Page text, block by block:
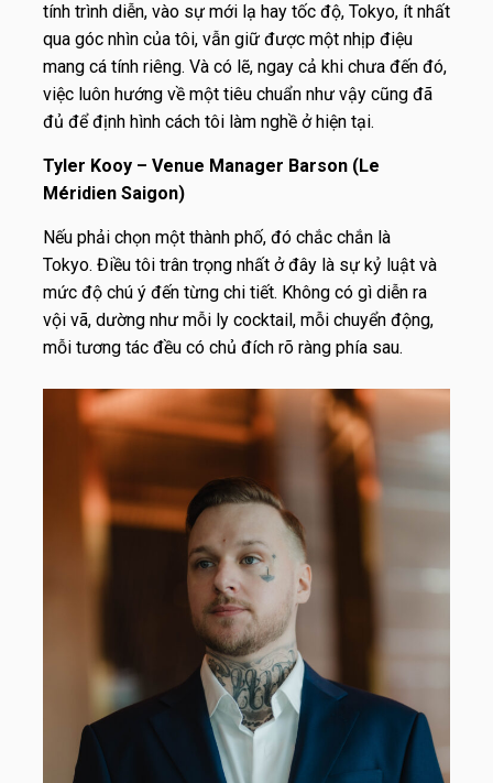
tính trình diễn, vào sự mới lạ hay tốc độ, Tokyo, ít nhất
qua góc nhìn của tôi, vẫn giữ được một nhịp điệu
mang cá tính riêng. Và có lẽ, ngay cả khi chưa đến đó,
việc luôn hướng về một tiêu chuẩn như vậy cũng đã
đủ để định hình cách tôi làm nghề ở hiện tại.
Tyler Kooy – Venue Manager Barson (Le
Méridien Saigon)
Nếu phải chọn một thành phố, đó chắc chắn là
Tokyo. Điều tôi trân trọng nhất ở đây là sự kỷ luật và
mức độ chú ý đến từng chi tiết. Không có gì diễn ra
vội vã, dường như mỗi ly cocktail, mỗi chuyển động,
mỗi tương tác đều có chủ đích rõ ràng phía sau.